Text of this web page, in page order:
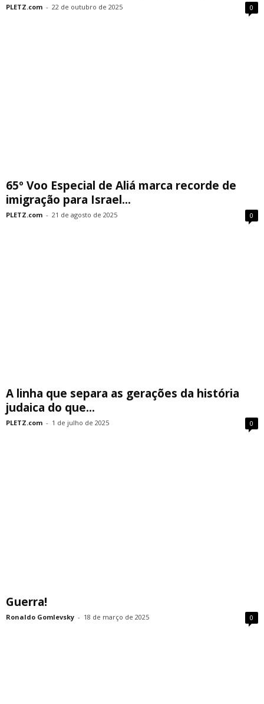
PLETZ.com - 22 de outubro de 2025 0
65º Voo Especial de Aliá marca recorde de
imigração para Israel...
PLETZ.com - 21 de agosto de 2025 0
A linha que separa as gerações da história
judaica do que...
PLETZ.com - 1 de julho de 2025 0
Guerra!
Ronaldo Gomlevsky - 18 de março de 2025 0